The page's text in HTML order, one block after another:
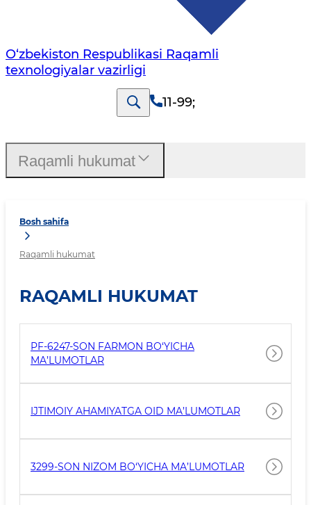
O‘zbekiston Respublikasi Raqamli
texnologiyalar vazirligi
11-99;
Bosh sahifa
Raqamli hukumat
RAQAMLI HUKUMAT
PF-6247-SON FARMON BO‘YICHA
MA’LUMOTLAR
IJTIMOIY AHAMIYATGA OID MA’LUMOTLAR
3299-SON NIZOM BO‘YICHA MA’LUMOTLAR
Raqamli hukumat